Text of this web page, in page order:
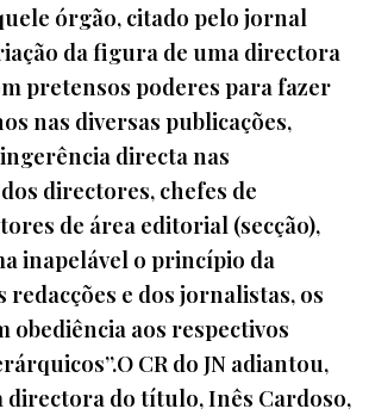
órgão, citado pelo jornal
da figura de uma directora
pretensos poderes para fazer
nas diversas publicações,
directa nas
directores, chefes de
de área editorial (secção),
inapelável o princípio da
redacções e dos jornalistas, os
obediência aos respectivos
CR do JN adiantou,
directora do título, Inês Cardoso,